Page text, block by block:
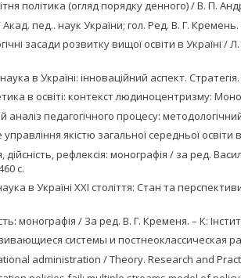
політика (огляд порядку денного) / В. П.
пед.. наук України; гол. Ред. В. Г.
засади розвитку вищої освіти в Україні /
в Україні: інноваційний аспект.
в освіті: контекст людиноцентризму:
аналіз педагогічного процесу:
якістю загальної середньої
дійсність, рефлексія: монографія / за ред.
с.
в Україні ХХІ століття: Стан та
монографія / За ред. В. Г. Кременя. – К:
системы и постнеоклассическая
administration / Theory. Research and